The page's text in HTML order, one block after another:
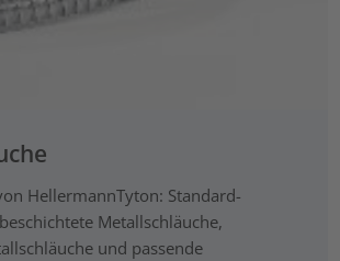
HellermannTyton: Standard-
Metallschläuche,
und passende